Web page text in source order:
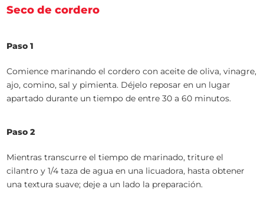
Seco de cordero
Paso 1
Comience marinando el cordero con aceite de oliva, vinagre,
ajo, comino, sal y pimienta. Déjelo reposar en un lugar
apartado durante un tiempo de entre 30 a 60 minutos.
Paso 2
Mientras transcurre el tiempo de marinado, triture el
cilantro y 1/4 taza de agua en una licuadora, hasta obtener
una textura suave; deje a un lado la preparación.